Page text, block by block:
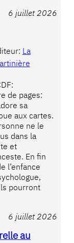
6 juillet 2026
La
de pages:
sa
aux cartes.
ne le
dans la
et
En fin
l’enfance
pourront
6 juillet 2026
au